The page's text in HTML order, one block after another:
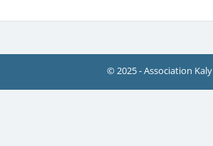
© 2025 - Association Kaly